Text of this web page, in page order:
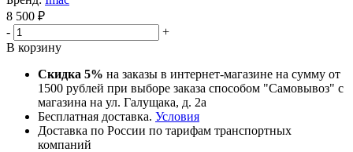
8 500 ₽
-
+
В корзину
Скидка 5% на заказы в интернет-магазине на сумму от
1500 рублей при выборе заказа способом "Самовывоз" с
магазина на ул. Галущака, д. 2а
Бесплатная доставка. Условия
Доставка по России по тарифам транспортных
компаний